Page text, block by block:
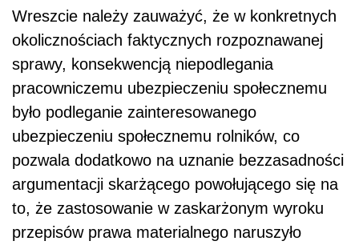
Wreszcie należy zauważyć, że w konkretnych
okolicznościach faktycznych rozpoznawanej
sprawy, konsekwencją niepodlegania
pracowniczemu ubezpieczeniu społecznemu
było podleganie zainteresowanego
ubezpieczeniu społecznemu rolników, co
pozwala dodatkowo na uznanie bezzasadności
argumentacji skarżącego powołującego się na
to, że zastosowanie w zaskarżonym wyroku
przepisów prawa materialnego naruszyło